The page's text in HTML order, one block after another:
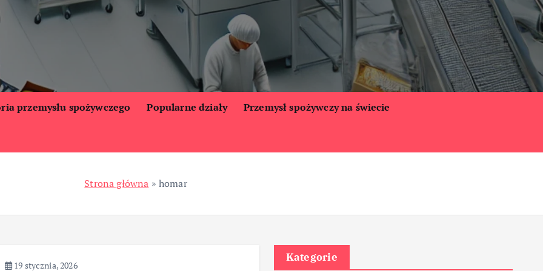
przemysłu spożywczego Popularne działy Przemysł spożywczy na świecie
Strona główna » homar
19 stycznia, 2026
Kategorie